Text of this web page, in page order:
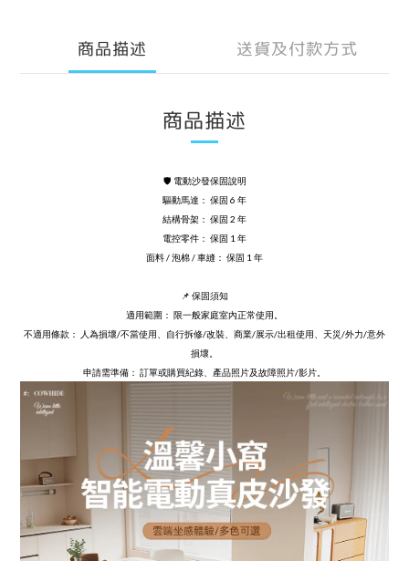
商品描述 送貨及付款方式
商品描述
🛡️ 電動沙發保固說明
驅動馬達： 保固 6 年
結構骨架： 保固 2 年
電控零件： 保固 1 年
面料 / 泡棉 / 車縫： 保固 1 年
📌 保固須知
適用範圍： 限一般家庭室內正常使用。
不適用條款： 人為損壞/不當使用、自行拆修/改裝、商業/展示/出租使用、天災/外力/意外
損壞。
申請需準備： 訂單或購買紀錄、產品照片及故障照片/影片。